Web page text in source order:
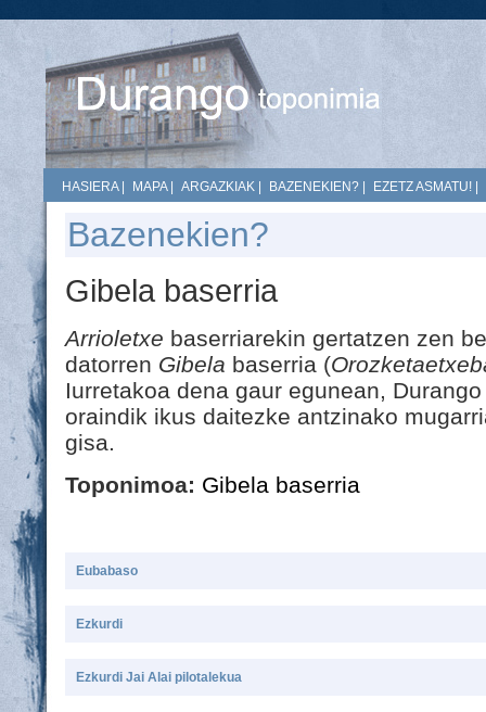
HASIERA| MAPA| ARGAZKIAK BAZENEKIEN? EZETZ ASMATU!
Bazenekien?
Gibela baserria
Arrioletxe baserriarekin gertatzen zen
datorren Gibela baserria (
Iurretakoa dena gaur egunean,
oraindik ikus daitezke antzinako
gisa.
Toponimoa: Gibela baserria
Eubabaso
Ezkurdi
Ezkurdi Jai Alai pilotalekua